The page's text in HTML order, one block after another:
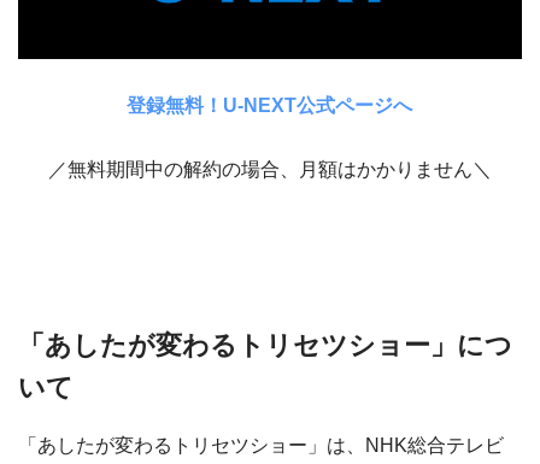
登録無料！U-NEXT公式ページへ
／無料期間中の解約の場合、月額はかかりません＼
「あしたが変わるトリセツショー」につ
いて
「あしたが変わるトリセツショー」は、NHK総合テレビ